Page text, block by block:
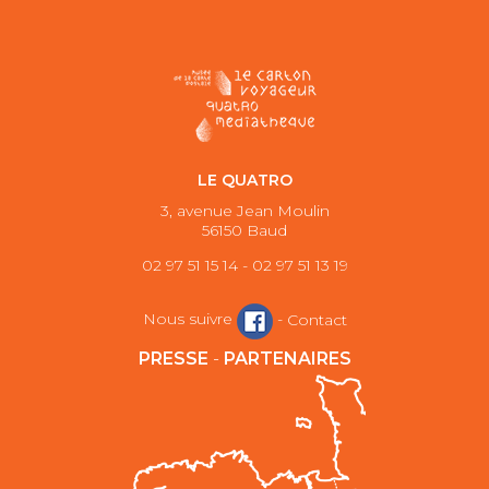
LE QUATRO
3, avenue Jean Moulin
56150 Baud
02 97 51 15 14 - 02 97 51 13 19
Nous suivre - Contact
PRESSE - PARTENAIRES